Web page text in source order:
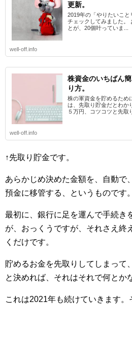
更新。
2019年の「やりたいこ
チェックしてみました。
とが、20個叶っていま...
well-off.info
株資金のいちばん
り方。
株の軍資金を貯めるため
は、先取り貯金だとわか
５万円、コツコツと先取
well-off.info
↑先取り貯金です。
あらかじめ決めた金額を、自動で
預金に移管する、というものです。
最初に、銀行に足を運んで手続き
が、おっくうですが、それさえ終
くだけです。
貯めるお金を先取りしてしまって
と決めれば、それはそれで何とか
これは2021年も続けていきます。